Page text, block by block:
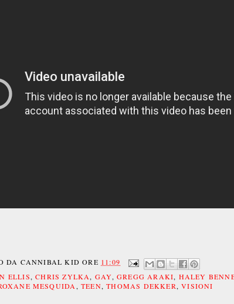
DA CANNIBAL KID ORE 11:09
ELLIS,CHRIS ZYLKA, GAY, GREGG ARAKI, HALEY
MESQUIDA, TEEN,THOMAS DEKKER,VISIONI